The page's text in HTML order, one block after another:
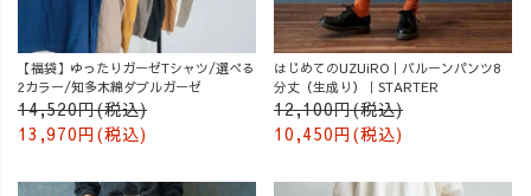
【福袋】ゆったりガーゼTシャツ/選べる
2カラー/知多木綿ダブルガーゼ
14,520円(税込)
13,970円(税込)
はじめてのUZUiRO｜バルーンパンツ8
分丈（生成り）｜STARTER
12,100円(税込)
10,450円(税込)